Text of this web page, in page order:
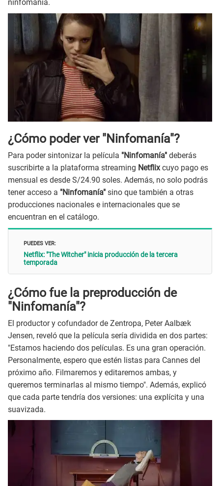
ninfomanía.
¿Cómo poder ver "Ninfomanía"?
Para poder sintonizar la película "Ninfomanía" deberás
suscribirte a la plataforma streaming Netflixcuyo pago es
mensual es desde S/24.90 soles. Además, no solo podrás
tener acceso a "Ninfomanía" sino que también a otras
producciones nacionales e internacionales que se
encuentran en el catálogo.
PUEDES VER:
Netflix: "The Witcher" inicia producción de la tercera
temporada
¿Cómo fue la preproducción de
"Ninfomanía"?
El productor y cofundador de Zentropa, Peter Aalbæk
Jensen, reveló que la película sería dividida en dos partes:
"Estamos haciendo dos películas. Es una gran operación.
Personalmente, espero que estén listas para Cannes del
próximo año. Filmaremos y editaremos ambas, y
queremos terminarlas al mismo tiempo". Además, explicó
que cada parte tendría dos versiones: una explícita y una
suavizada.